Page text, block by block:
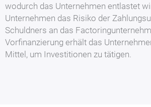
wodurch das Unternehmen entlastet
Unternehmen das Risiko der
Schuldners an das
Vorfinanzierung erhält das
Mittel, um Investitionen zu tätigen.